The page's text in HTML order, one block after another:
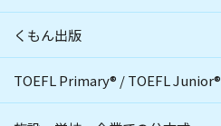
くもん出版
TOEFL Primary® /TOEFL Junior®